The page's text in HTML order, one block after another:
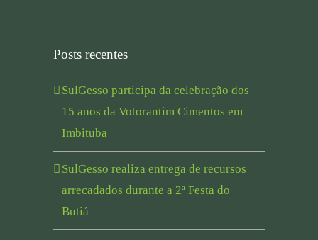
Posts recentes
SulGesso participa da celebração dos
15 anos da Votorantim Cimentos em
Imbituba
SulGesso realiza entrega de recursos
arrecadados durante a 2ª Festa do
Butiá